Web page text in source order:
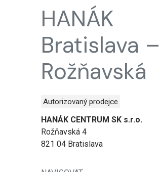
HANÁK
Bratislava –
Rožňavská
Autorizovaný prodejce
HANÁK CENTRUM SK s.r.o.
Rožňavská 4
821 04 Bratislava